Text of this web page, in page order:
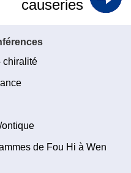
causeries
chiralité
de Fou Hi à Wen